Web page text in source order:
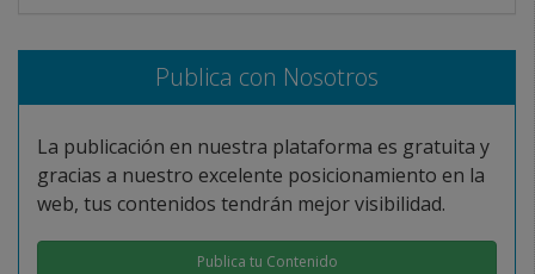
Publica con Nosotros
La publicación en nuestra plataforma es gratuita y
gracias a nuestro excelente posicionamiento en la